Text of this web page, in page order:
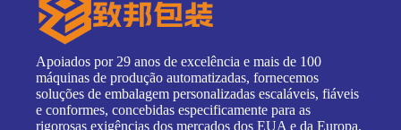
Apoiados por 29 anos de excelência e mais de 100
máquinas de produção automatizadas, fornecemos
soluções de embalagem personalizadas escaláveis, fiáveis
e conformes, concebidas especificamente para as
rigorosas exigências dos mercados dos EUA e da Europa.